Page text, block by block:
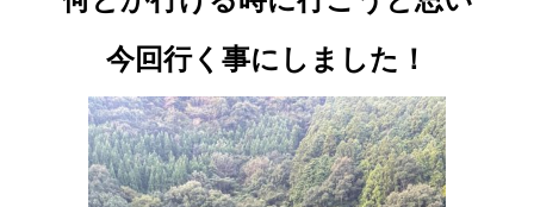
今回行く事にしました！